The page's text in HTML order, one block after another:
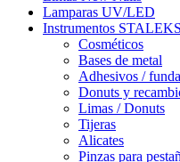
Lamparas UV/LED
Instrumentos STALEKS
Cosméticos
Bases de metal
Adhesivos /
Donuts y
Limas / Donuts
Tijeras
Alicates
Pinzas para